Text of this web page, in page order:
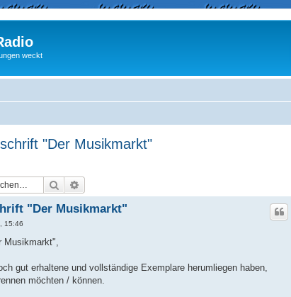
weckt
"Der Musikmarkt"
Suche
"Der Musikmarkt"
15:46
Musikmarkt",
gut erhaltene und vollständige Exemplare herumliegen haben,
möchten / können.